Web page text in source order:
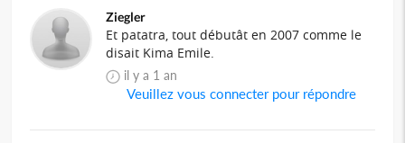
Ziegler
Et patatra, tout débutât en 2007 comme le
disait Kima Emile.
il y a 1 an
Veuillez vous connecter pour répondre